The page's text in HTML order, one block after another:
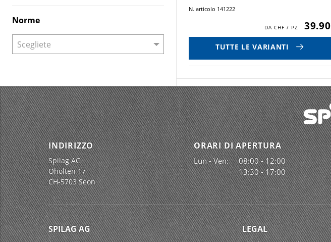
Norme
N. articolo 141222
39.90
TUTTE LE VARIANTI
INDIRIZZO
Spilag AG
Oholten 17
CH-5703 Seon
ORARI DI APERTURA
Lun - Ven:
08:00 - 12:00
13:30 - 17:00
SPILAG AG LEGAL